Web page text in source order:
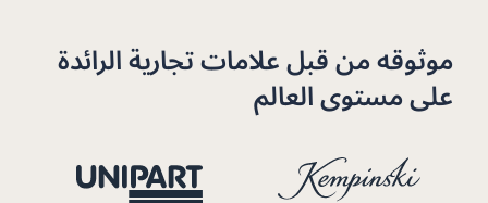
موثوقه من قبل علامات تجارية الرائدة
على مستوى العالم